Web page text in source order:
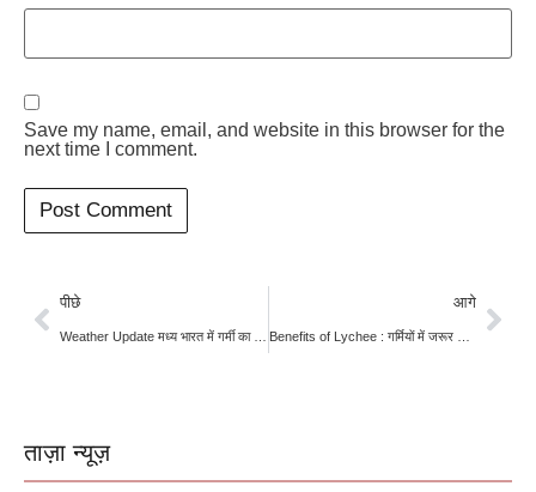
Save my name, email, and website in this browser for the
next time I comment.
पीछे
Weather Update मध्य भारत में गर्मी का कहर शुरू
आगे
Benefits of Lychee : गर्मियों में जरूर खाएं लीची मिलेंगे ये अद्भुत फायदे
ताज़ा न्यूज़